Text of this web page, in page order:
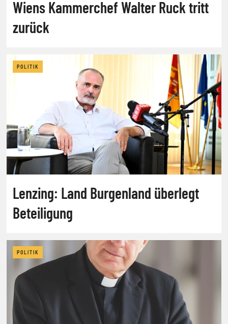
Wiens Kammerchef Walter Ruck tritt
zurück
POLITIK
Lenzing: Land Burgenland überlegt
Beteiligung
POLITIK